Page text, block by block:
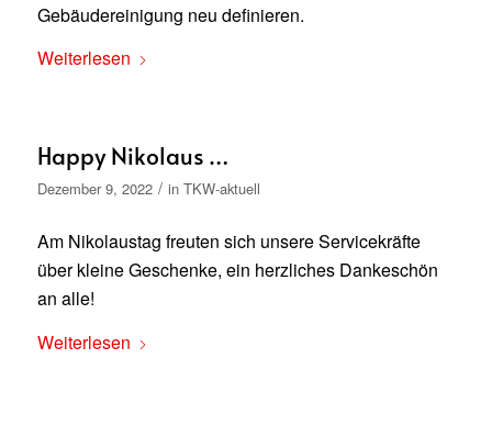
Gebäudereinigung neu definieren.
Weiterlesen
Happy Nikolaus …
Dezember 9, 2022 / in TKW-aktuell
Am Nikolaustag freuten sich unsere Servicekräfte
über kleine Geschenke, ein herzliches Dankeschön
an alle!
Weiterlesen